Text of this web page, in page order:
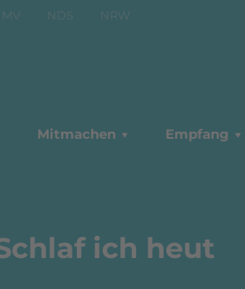
MV NDS NRW
Mitmachen Empfang
ich heut